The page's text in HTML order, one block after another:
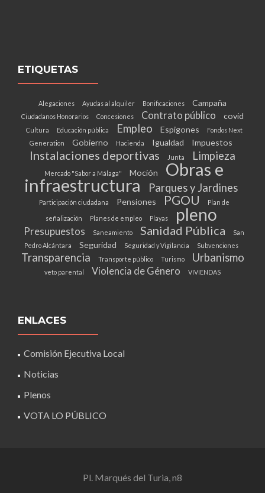
ETIQUETAS
Alegaciones Ayudas al alquiler Bonificaciones Campaña
Ciudadanos Honorarios Concesiones Contrato público covid
Cultura Educación pública Empleo Espigones
Fondos Next
Generation
Gobierno Hacienda Igualdad Impuestos
Instalaciones deportivas Junta Limpieza
Mercado "Sabor a Málaga" Moción Obras e
infraestructura Parques y Jardines
Participación ciudadana Pensiones PGOU Plan de
señalización Planes de empleo Playas pleno
Presupuestos Saneamiento Sanidad Pública
San
Pedro Alcántara
Seguridad Seguridad y Vigilancia Subvenciones
Transparencia Transporte público Turismo Urbanismo
veto parental Violencia de Género VIVIENDAS
ENLACES
Comisión Ejecutiva Local
Noticias
Plenos
VOTA LO PÚBLICO
Pl. Marqués del Turia, n8